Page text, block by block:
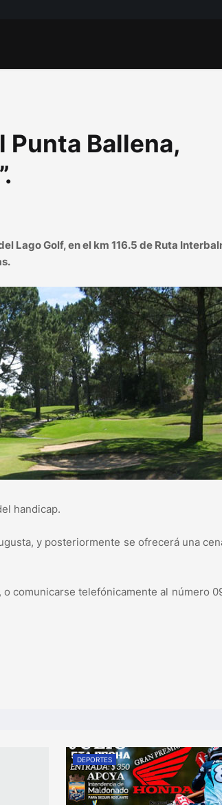
Punta Ballena,
Lago Golf, en el km 116.5 de Ruta
handicap.
y posteriormente se ofrecerá una
, o comunicarse telefónicamente al número
DEPORTES